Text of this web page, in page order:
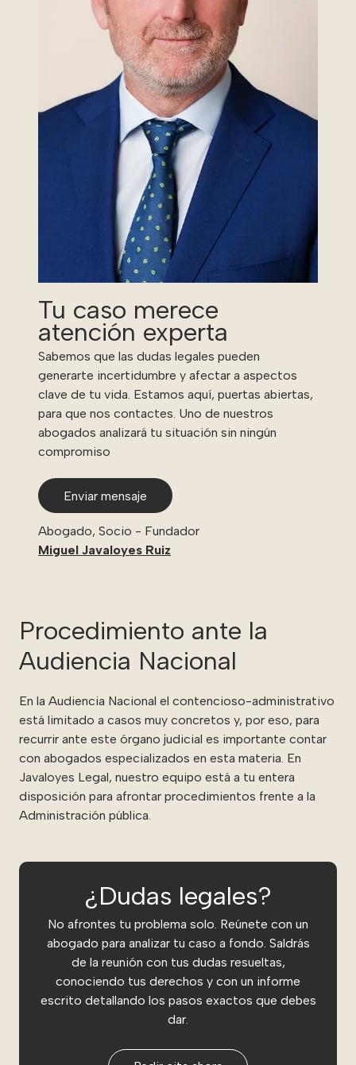
Tu caso merece
atención experta
Sabemos que las dudas legales pueden
generarte incertidumbre y afectar a aspectos
clave de tu vida. Estamos aquí, puertas abiertas,
para que nos contactes. Uno de nuestros
abogados analizará tu situación sin ningún
compromiso
Enviar mensaje
Abogado, Socio - Fundador
Miguel Javaloyes Ruiz
Procedimiento ante la
Audiencia Nacional
En la Audiencia Nacional el contencioso-administrativo
está limitado a casos muy concretos y, por eso, para
recurrir ante este órgano judicial es importante contar
con abogados especializados en esta materia. En
Javaloyes Legal, nuestro equipo está a tu entera
disposición para afrontar procedimientos frente a la
Administración pública.
¿Dudas legales?
No afrontes tu problema solo. Reúnete con un
abogado para analizar tu caso a fondo. Saldrás
de la reunión con tus dudas resueltas,
conociendo tus derechos y con un informe
escrito detallando los pasos exactos que debes
dar.